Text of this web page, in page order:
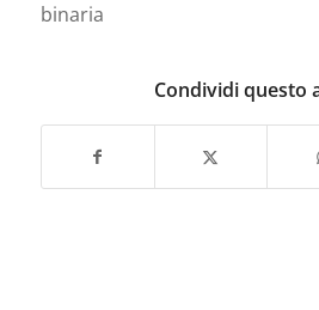
binaria
Condividi questo